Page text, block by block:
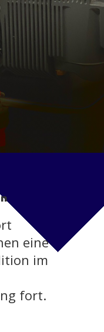
eine
im
fort.